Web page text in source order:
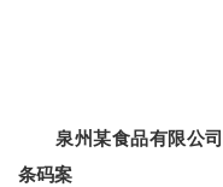
泉州某食品有限公
条码案